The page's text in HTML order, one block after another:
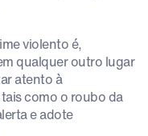
violento é,
qualquer outro lugar
atento à
como o roubo da
e adote